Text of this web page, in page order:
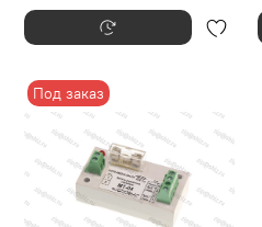
Под заказ